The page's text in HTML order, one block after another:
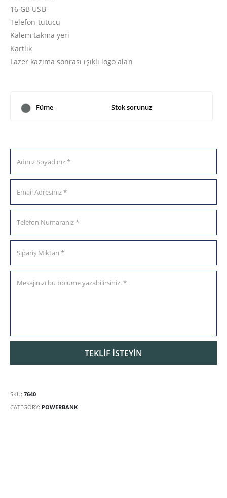
16 GB USB
Telefon tutucu
Kalem takma yeri
Kartlık
Lazer kazıma sonrası ışıklı logo alan
Füme Stok sorunuz
SKU: 7640
CATEGORY: POWERBANK